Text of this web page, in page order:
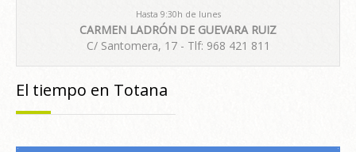
Hasta 9:30h de lunes
CARMEN LADRÓN DE GUEVARA RUIZ
C/ Santomera, 17 - Tlf: 968 421 811
El tiempo en Totana